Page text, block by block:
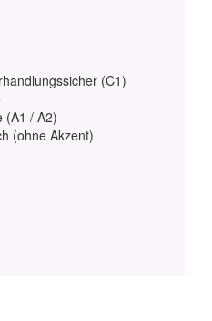
(C1)
(A1 / A2)
(ohne Akzent)